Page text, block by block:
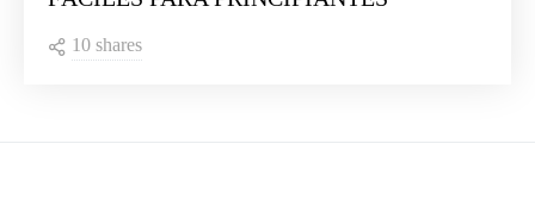
10 shares